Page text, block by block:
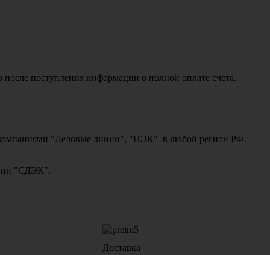
поступления информации о полной оплате счета.
компаниями "Деловые линии", "ПЭК" в любой регион РФ.
"СДЭК".
Доставка